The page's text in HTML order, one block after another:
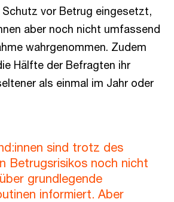
vor Betrug eingesetzt,
aber noch nicht umfassend
wahrgenommen. Zudem
Hälfte der Befragten ihr
als einmal im Jahr oder
sind trotz des
Betrugsrisikos noch nicht
grundlegende
informiert. Aber